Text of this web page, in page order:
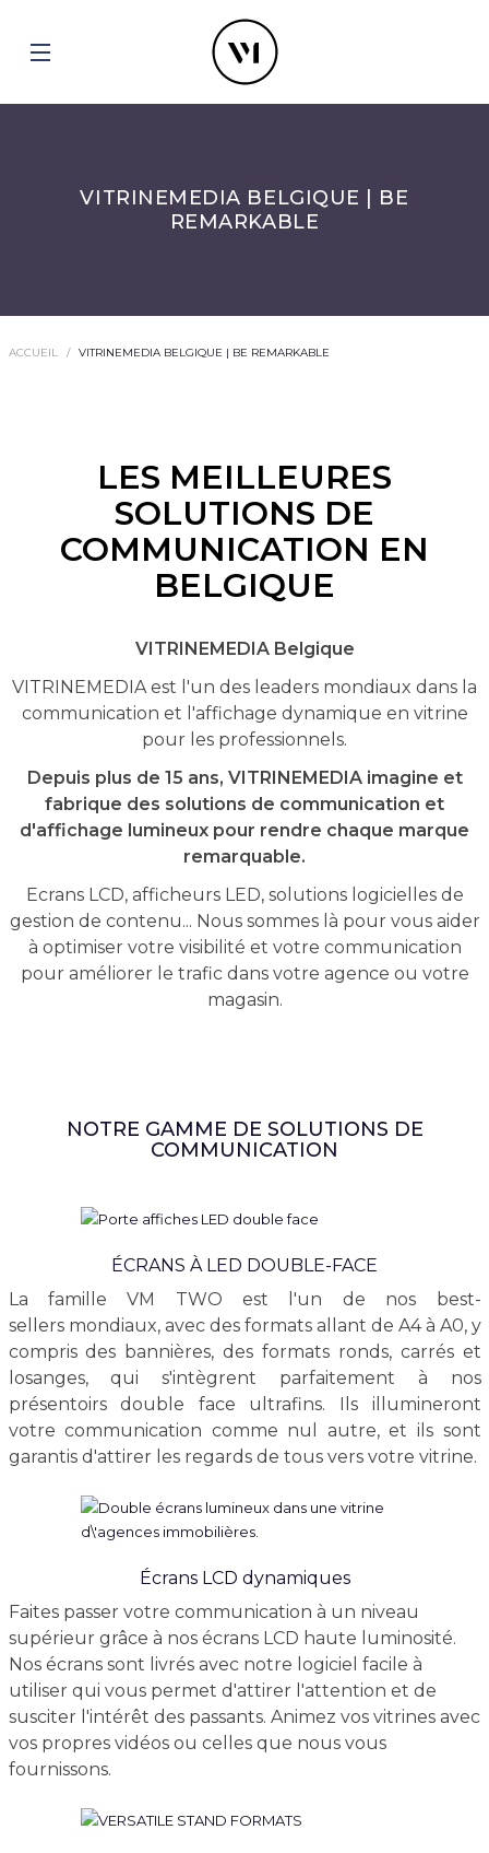
VITRINEMEDIA BELGIQUE | BE
REMARKABLE
ACCUEIL VITRINEMEDIA BELGIQUE | BE REMARKABLE
LES MEILLEURES
SOLUTIONS DE
COMMUNICATION EN
BELGIQUE
VITRINEMEDIA Belgique
VITRINEMEDIA est l'un des leaders mondiaux dans la
communication et l'affichage dynamique en vitrine
pour les professionnels.
Depuis plus de 15 ans, VITRINEMEDIA imagine et
fabrique des solutions de communication et
d'affichage lumineux pour rendre chaque marque
remarquable.
Ecrans LCD, afficheurs LED, solutions logicielles de
gestion de contenu... Nous sommes là pour vous aider
à optimiser votre visibilité et votre communication
pour améliorer le trafic dans votre agence ou votre
magasin.
NOTRE GAMME DE SOLUTIONS DE
COMMUNICATION
ÉCRANS À LED DOUBLE-FACE
La famille VM TWO est l'un de nos best-
sellers mondiaux, avec des formats allant de A4 à A0, y
compris des bannières, des formats ronds, carrés et
losanges, qui s'intègrent parfaitement à nos
présentoirs double face ultrafins. Ils illumineront
votre communication comme nul autre, et ils sont
garantis d'attirer les regards de tous vers votre vitrine.
Écrans LCD dynamiques
Faites passer votre communication à un niveau
supérieur grâce à nos écrans LCD haute luminosité.
Nos écrans sont livrés avec notre logiciel facile à
utiliser qui vous permet d'attirer l'attention et de
susciter l'intérêt des passants. Animez vos vitrines avec
vos propres vidéos ou celles que nous vous
fournissons.